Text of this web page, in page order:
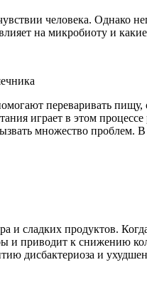
человека. Однако
на микробиоту и
переваривать
играет в этом
множество проблем.
сладких продуктов.
приводит к снижению
дисбактериоза и